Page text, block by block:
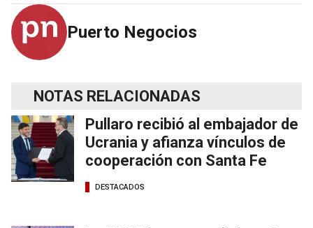
Puerto Negocios
NOTAS RELACIONADAS
Pullaro recibió al embajador de
Ucrania y afianza vínculos de
cooperación con Santa Fe
DESTACADOS